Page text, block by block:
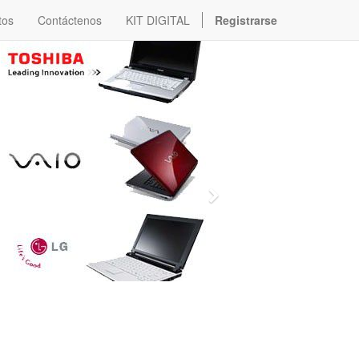
Contáctenos KIT DIGITAL Registrarse